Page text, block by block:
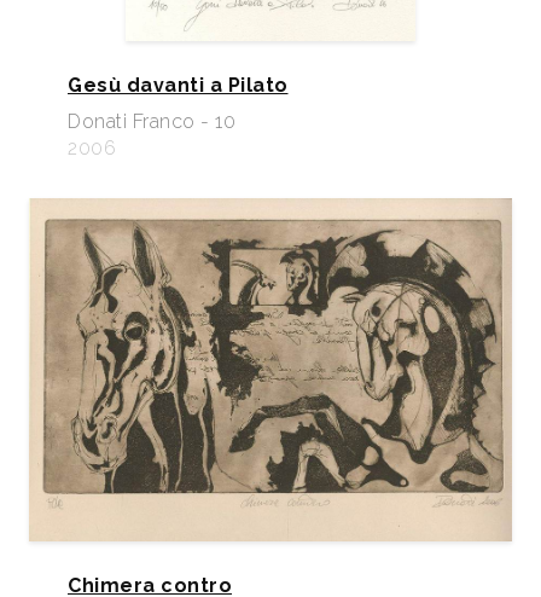
Gesù davanti a Pilato
Donati Franco - 10
2006
Chimera contro